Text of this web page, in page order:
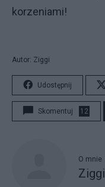
korzeniami!
Autor: Ziggi
Udostępnij
Skomentuj 12
O mnie
Ziggi